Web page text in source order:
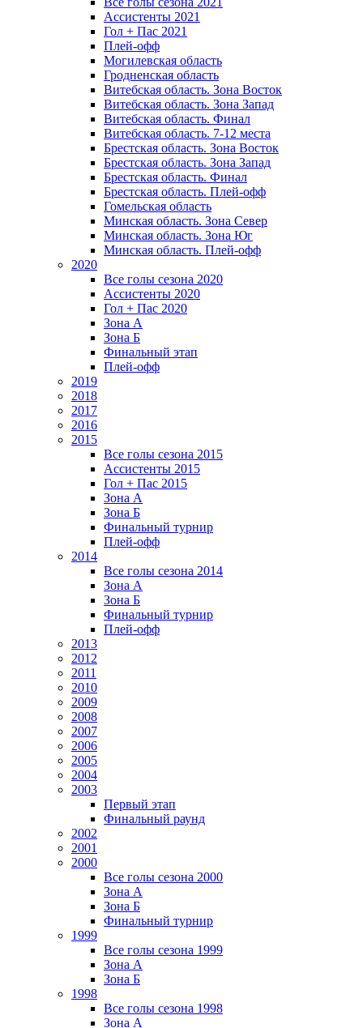
Ассистенты 2021
Гол + Пас 2021
Плей-офф
Могилевская область
Гродненская область
Витебская область. Зона Восток
Витебская область. Зона Запад
Витебская область. Финал
Витебская область. 7-12 места
Брестская область. Зона Восток
Брестская область. Зона Запад
Брестская область. Финал
Брестская область. Плей-офф
Гомельская область
Минская область. Зона Север
Минская область. Зона Юг
Минская область. Плей-офф
2020
Все голы сезона 2020
Ассистенты 2020
Гол + Пас 2020
Зона А
Зона Б
Финальный этап
Плей-офф
2019
2018
2017
2016
2015
Все голы сезона 2015
Ассистенты 2015
Гол + Пас 2015
Зона А
Зона Б
Финальный турнир
Плей-офф
2014
Все голы сезона 2014
Зона А
Зона Б
Финальный турнир
Плей-офф
2013
2012
2011
2010
2009
2008
2007
2006
2005
2004
2003
Первый этап
Финальный раунд
2002
2001
2000
Все голы сезона 2000
Зона А
Зона Б
Финальный турнир
1999
Все голы сезона 1999
Зона А
Зона Б
1998
Все голы сезона 1998
Зона А